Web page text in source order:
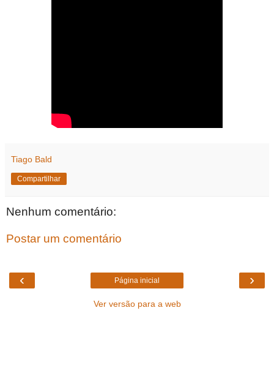
Tiago Bald
Compartilhar
Nenhum comentário:
Postar um comentário
‹ ›
Página inicial
Ver versão para a web